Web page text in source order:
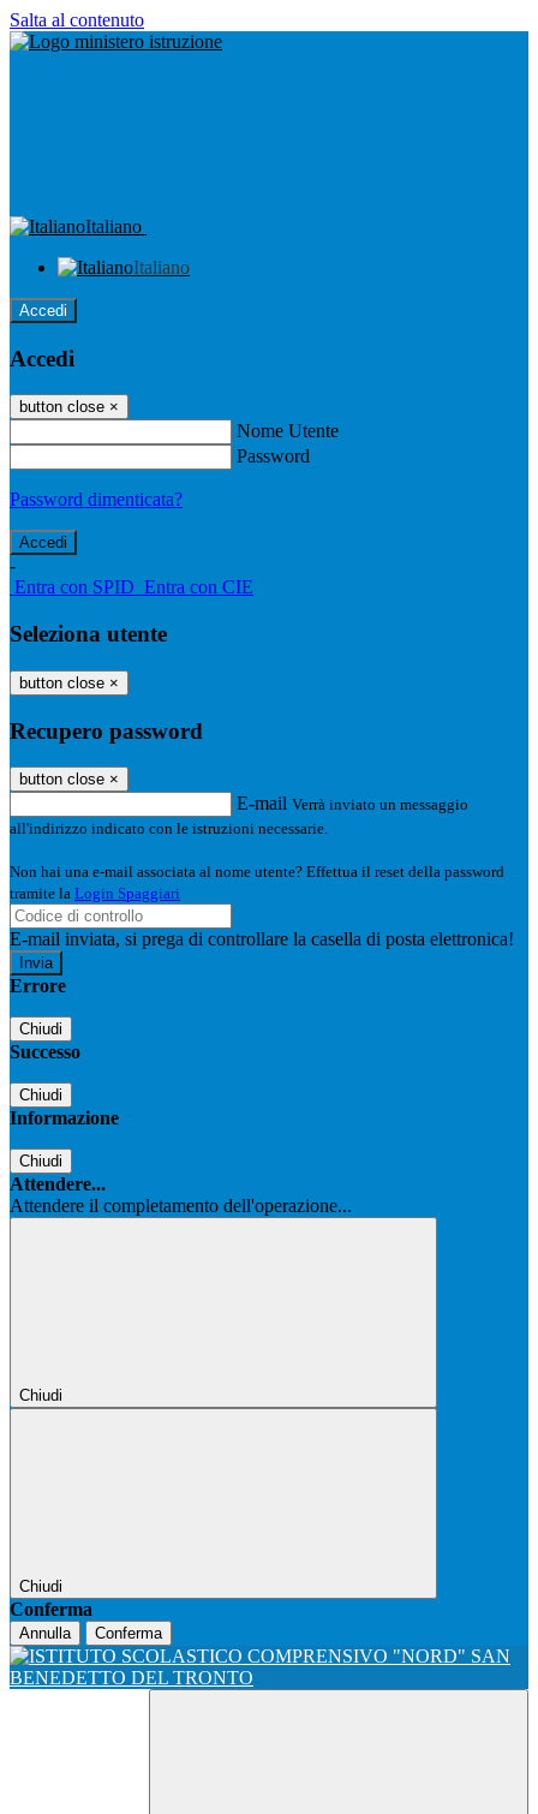
Salta al contenuto
Italiano
Italiano
Accedi
Accedi
button close ×
Nome Utente
Password
Password dimenticata?
-
Entra con SPID Entra con CIE
Seleziona utente
button close ×
Recupero password
button close ×
E-mail Verrà inviato un messaggio
all'indirizzo indicato con le istruzioni necessarie.
Non hai una e-mail associata al nome utente? Effettua il reset della password
tramite la Login Spaggiari
E-mail inviata, si prega di controllare la casella di posta elettronica!
Errore
Chiudi
Successo
Chiudi
Informazione
Chiudi
Attendere...
Attendere il completamento dell'operazione...
Chiudi
Chiudi
Conferma
Annulla Conferma